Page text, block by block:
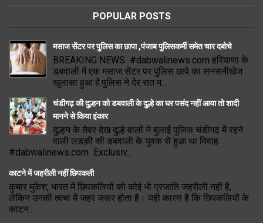
POPULAR POSTS
मसाज सेंटर पर पुलिस का छापा ,पंजाब पुलिसकर्मी समेत चार दबोचे
BREAKING NEWS #dabwalinews.com हरियाणा के
डबवाली में एक मसाज सेंटर पर पुलिस छापे का सनसनीखेज
खुलासा हुआ है.पुलिस ने देर रात म...
चंडीगढ़ की दुल्हन को डबवाली के दुल्हे का घर पसंद नहीं आया तो शादी
मानने से किया इंकार
दुल्हन के तेवर देख दुल्हे वालों ने बुलाई पुलिस चंडीगढ़ में रहने
वाली लडक़ी की डबवाली के युवक से हुआ था विवाह
#dabwalinews.com Exclusiv...
काटने में जहरीली नहीं छिपकली
कुमार मुकेश, भारत में छिपकलियों की कोई भी प्रजाति जहरीली नहीं है,
लेकिन उनकी त्वचा में जहर जरूर होता है। यही कारण है कि छिपकलियों के
काटन...